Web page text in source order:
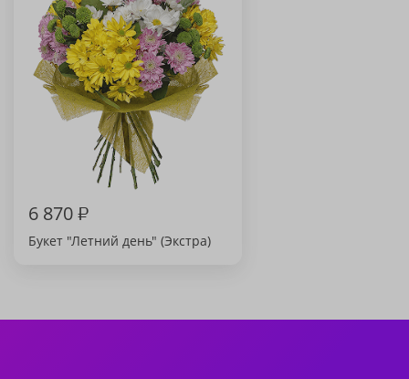
6 870₽
Букет "Летний день" (Экстра)